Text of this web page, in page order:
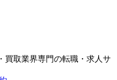
買取業界専門の転職・求人サ